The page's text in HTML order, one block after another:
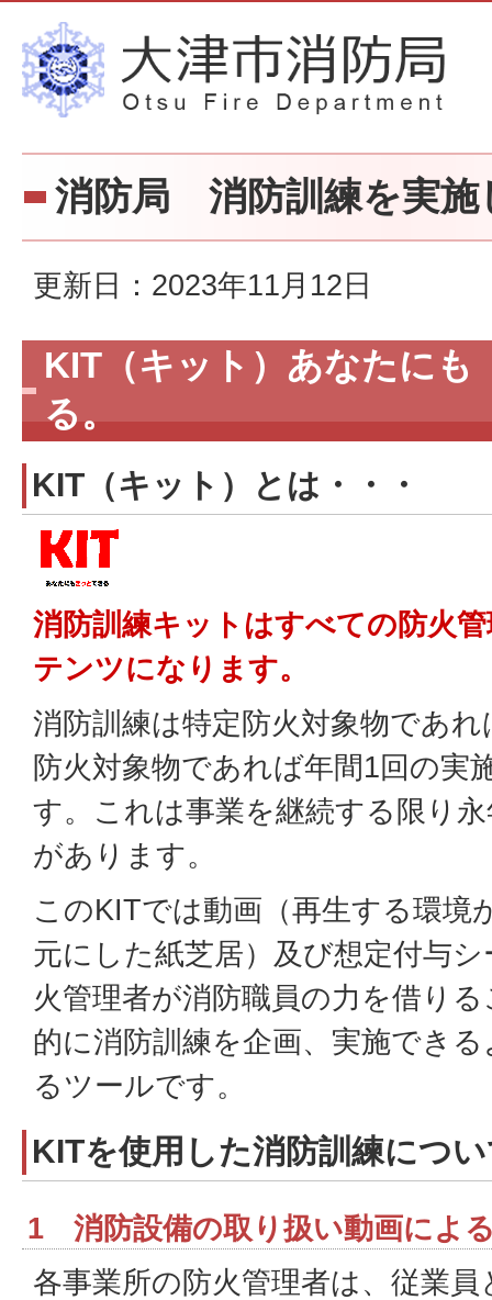
消防局 消防訓練を実施
更新日：2023年11月12日
KIT（キット）あなたにも
る。
KIT（キット）とは・・・
消防訓練キットはすべての防火
テンツになります。
消防訓練は特定防火対象物であ
防火対象物であれば年間1回の実
す。これは事業を継続する限り
があります。
このKITでは動画（再生する環境
元にした紙芝居）及び想定付与
火管理者が消防職員の力を借り
的に消防訓練を企画、実施でき
るツールです。
KITを使用した消防訓練につ
1 消防設備の取り扱い動画によ
各事業所の防火管理者は、従業